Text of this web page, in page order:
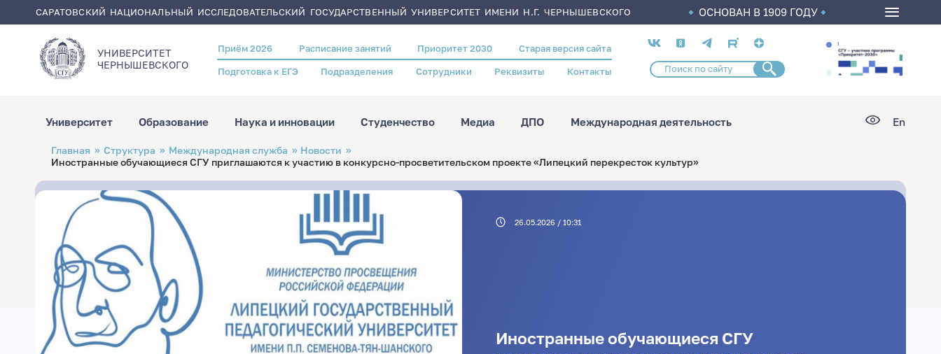
САРАТОВСКИЙ НАЦИОНАЛЬНЫЙ ИССЛЕДОВАТЕЛЬСКИЙ ГОСУДАРСТВЕННЫЙ УНИВЕРСИТЕТ ИМЕНИ Н.Г. ЧЕРНЫШЕВСКОГО ОСНОВАН В 1909 ГОДУ
УНИВЕРСИТЕТ
ЧЕРНЫШЕВСКОГO
Header
menu
Приём 2026 Расписание занятий Приоритет 2030 Старая версия сайта
Подготовка к ЕГЭ Подразделения Сотрудники Реквизиты Контакты
Социальные
сети
Университет Образование Наука и инновации Студенчество Медиа ДПО Международная деятельность En
Строка
навигации
Главная Структура Международная служба
Новости
Иностранные обучающиеся СГУ приглашаются к участию в конкурсно-просветительском проекте «Липецкий перекресток культур»
26.05.2026 / 10:31
Иностранные обучающиеся СГУ